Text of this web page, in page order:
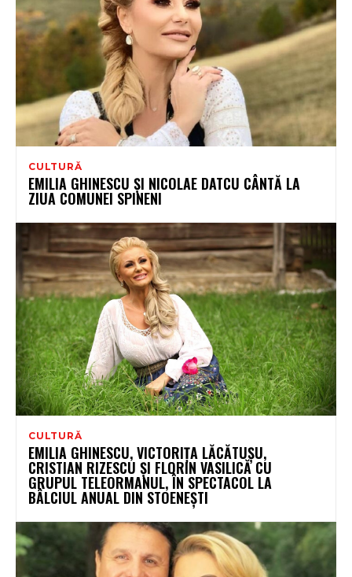
CULTURĂ
EMILIA GHINESCU ȘI NICOLAE DATCU CÂNTĂ LA
ZIUA COMUNEI SPINENI
CULTURĂ
EMILIA GHINESCU, VICTORIȚA LĂCĂTUȘU,
CRISTIAN RIZESCU ȘI FLORIN VASILICĂ CU
GRUPUL TELEORMANUL, ÎN SPECTACOL LA
BÂLCIUL ANUAL DIN STOENEȘTI